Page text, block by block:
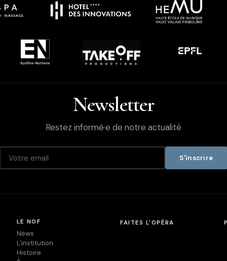
Newsletter
Restez informé·e de notre actualité
S'inscrire
LE NOF
News
L'institution
Histoire
FAITES L'OPÉRA